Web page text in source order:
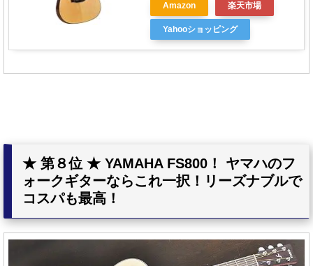
Amazon 楽天市場
Yahooショッピング
★ 第８位 ★ YAMAHA FS800！ ヤマハのフ
ォークギターならこれ一択！リーズナブルで
コスパも最高！